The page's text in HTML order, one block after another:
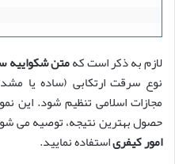
لازم به ذکر است کهمتن شکواییه
نوع سرقت ارتکابی (ساده یا
مجازات اسلامی تنظیم شود. این
حصول بهترین نتیجه، توصیه می
امور کیفریاستفاده نمایید.